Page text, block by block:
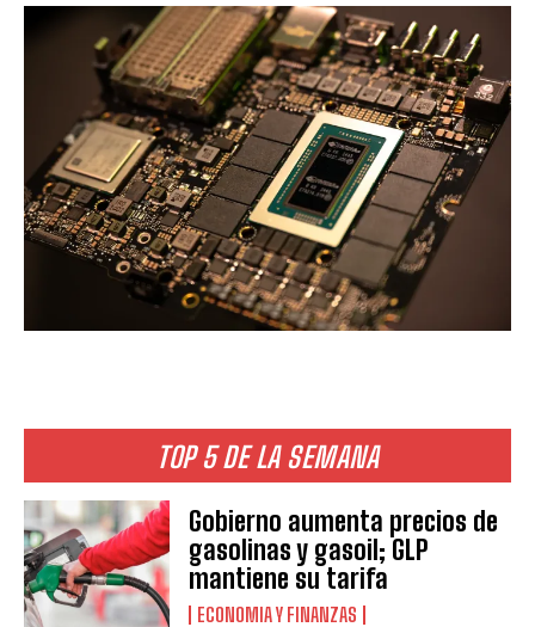
TOP 5 DE LA SEMANA
Gobierno aumenta precios de
gasolinas y gasoil; GLP
mantiene su tarifa
ECONOMIA Y FINANZAS